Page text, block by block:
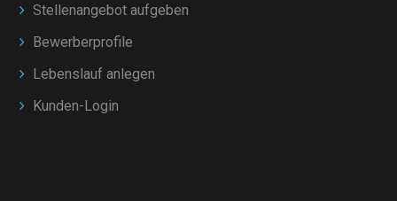
Stellenangebot aufgeben
Bewerberprofile
Lebenslauf anlegen
Kunden-Login